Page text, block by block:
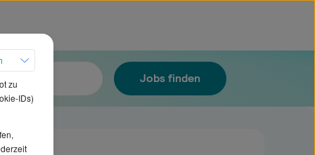
Jobs finden
zu
IDs)